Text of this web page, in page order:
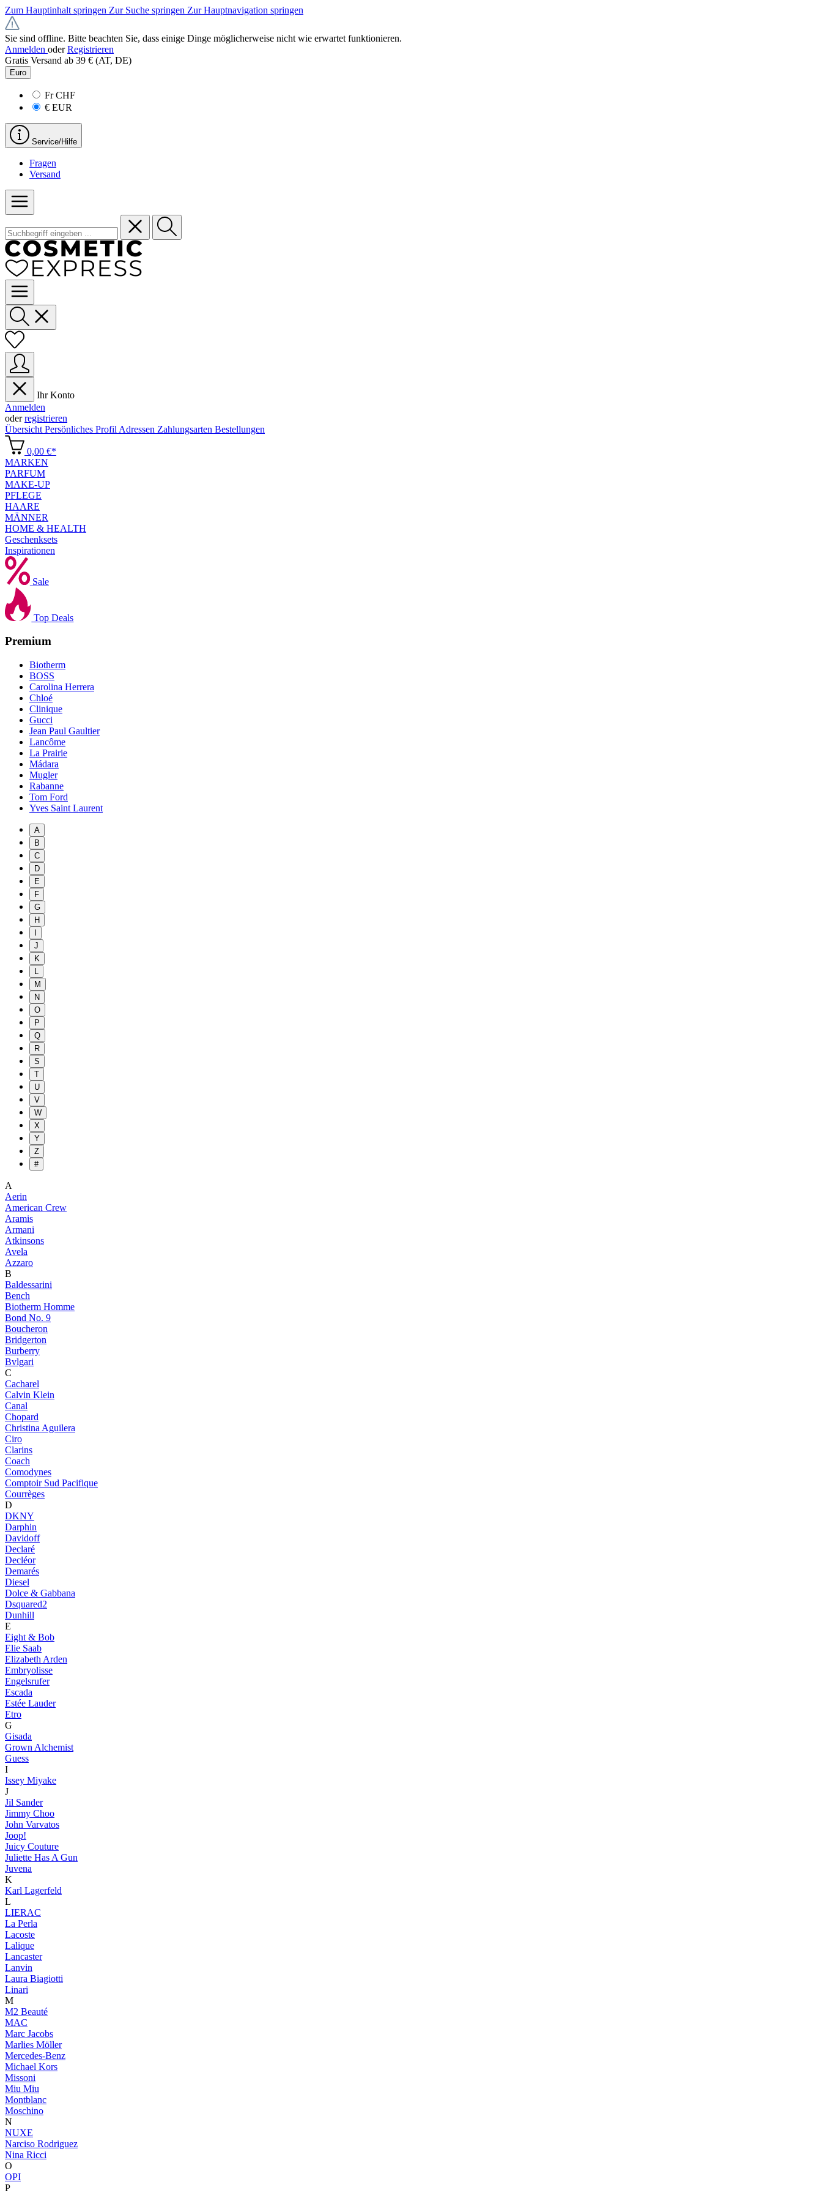
Zum Hauptinhalt springen Zur Suche springen Zur Hauptnavigation springen
Sie sind offline. Bitte beachten Sie, dass einige Dinge möglicherweise nicht wie erwartet funktionieren.
Anmelden oder Registrieren
Gratis Versand ab 39 € (AT, DE)
Euro
FrCHF
€ EUR
Service/Hilfe
Fragen
Versand
Ihr Konto
Anmelden
oderregistrieren
Übersicht Persönliches Profil Adressen Zahlungsarten Bestellungen
0,00 €*
MARKEN
PARFUM
MAKE-UP
PFLEGE
HAARE
MÄNNER
HOME & HEALTH
Geschenksets
Inspirationen
Sale
Top Deals
Premium
Biotherm
BOSS
Carolina Herrera
Chloé
Clinique
Gucci
Jean Paul Gaultier
Lancôme
La Prairie
Mádara
Mugler
Rabanne
Tom Ford
Yves Saint Laurent
A
B
C
D
E
F
G
H
J
K
L
M
N
O
P
Q
R
S
T
U
V
W
X
Y
Z
#
A
Aerin
American Crew
Aramis
Armani
Atkinsons
Avela
Azzaro
B
Baldessarini
Bench
Biotherm Homme
Bond No. 9
Boucheron
Bridgerton
Burberry
Bvlgari
C
Cacharel
Calvin Klein
Canal
Chopard
Christina Aguilera
Ciro
Clarins
Coach
Comodynes
Comptoir Sud Pacifique
Courrèges
D
DKNY
Darphin
Davidoff
Declaré
Decléor
Demarés
Diesel
Dolce & Gabbana
Dsquared2
Dunhill
E
Eight & Bob
Elie Saab
Elizabeth Arden
Embryolisse
Engelsrufer
Escada
Estée Lauder
Etro
G
Gisada
Grown Alchemist
Guess
I
Issey Miyake
J
Jil Sander
Jimmy Choo
John Varvatos
Joop!
Juicy Couture
Juliette Has A Gun
Juvena
K
Karl Lagerfeld
L
LIERAC
La Perla
Lacoste
Lalique
Lancaster
Lanvin
Laura Biagiotti
Linari
M
M2 Beauté
MAC
Marc Jacobs
Marlies Möller
Mercedes-Benz
Michael Kors
Missoni
Miu Miu
Montblanc
Moschino
N
NUXE
Narciso Rodriguez
Nina Ricci
O
OPI
P